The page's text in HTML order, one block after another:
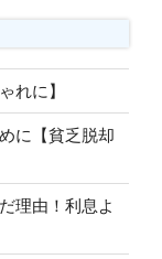
れに】
に【貧乏脱却
理由！利息よ